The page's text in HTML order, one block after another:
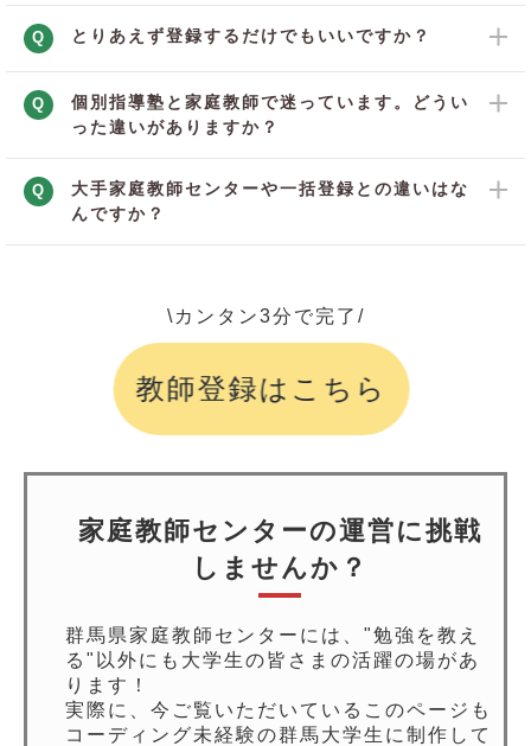
Q とりあえず登録するだけでもいいですか？
Q
個別指導塾と家庭教師で迷っています。どうい
った違いがありますか？
Q
大手家庭教師センターや一括登録との違いはな
んですか？
\カンタン3分で完了/
教師登録はこちら
家庭教師センターの運営に挑戦
しませんか？
群馬県家庭教師センターには、"勉強を教え
る"以外にも大学生の皆さまの活躍の場があ
ります！
実際に、今ご覧いただいているこのページも
コーディング未経験の群馬大学生に制作して